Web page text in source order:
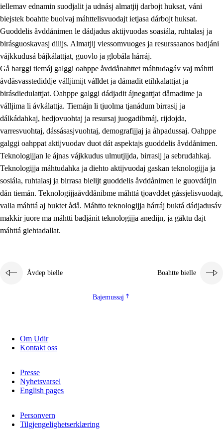
2. Prinsihpa oahppama, åvddånahttema ja ávddama hárráj
2.1 Sosiála oahppam ja åvddånibme
2.2 Máhtudahka fágáj hárráj
2.3 Vuodulasj tjehpudagá
2.4 Oahppat oahppat
Doaresfágalasj tiemá
2.5 Doaresfágalasj tiemá
2.5.1 Álmmukvarresvuohta ja iellemrijbadibme
Demokratijja ja guojmmeviesátvuohta
2.5.3 Guoddelis åvddånibme
iellemav ednamin suodjalit ja udnásj almatjij darbojt huksat, váni
biejstek boahtte buolvaj máhttelisvuodajt ietjasa dárbojt huksat.
Guoddelis åvddånimen le dádjadus aktijvuodas soasiála, ruhtalasj ja
birásguoskavasj dilijs. Almatjij viessomvuoges ja resurssaanos badjáni
vájkkudusá bájkálattjat, guovlo ja globála hárráj.
Gå barggi tiemáj galggi oahppe åvddånahttet máhtudagáv vaj máhtti
åvdåsvasstediddje válljimijt válldet ja dåmadit etihkalattjat ja
birásdiedulattjat. Oahppe galggi dádjadit ájnegattjat dåmadime ja
válljima li ávkálattja. Tiemájn li tjuolma tjanádum birrasij ja
dálkádahkaj, hedjovuohtaj ja resursaj juogadibmáj, rijdojda,
varresvuohtaj, dássásasjvuohtaj, demografijjaj ja åhpadussaj. Oahppe
galggi oahppat aktijvuodav duot dát aspektajs guoddelis åvddånimen.
Teknologijjan le ájnas vájkkudus ulmutjijda, birrasij ja sebrudahkaj.
Teknologijja máhtudahka ja diehto aktijvuodaj gaskan teknologijja ja
sosiála, ruhtalasj ja birrasa bielijt guoddelis åvddånimen le guovdátjin
dán tiemán. Teknologijjaåvddånibme máhttá tjoavddet gássjelisvuodajt,
valla máhttá aj buktet ådå. Máhtto teknologijja hárráj buktá dádjadusáv
makkir juore ma máhtti badjánit teknologijja anedijn, ja gåktu dajt
máhttá giehtadallat.
Åvdep bielle Boahtte bielle
Bajemussaj
Om Udir
Kontakt oss
Presse
Nyhetsvarsel
English pages
Personvern
Tilgjengelighetserklæring